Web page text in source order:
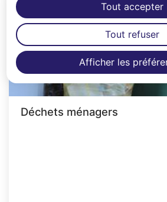
Afficher les
Tout accepter
Tout refuser
Déchets ménagers